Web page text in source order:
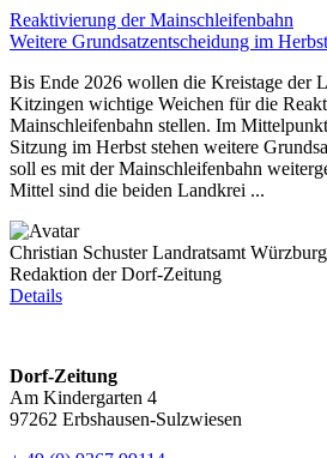
Reaktivierung der Mainschleifenbahn
Weitere Grundsatzentscheidung im
Bis Ende 2026 wollen die Kreistage der
Kitzingen wichtige Weichen für die
Mainschleifenbahn stellen. Im
Sitzung im Herbst stehen weitere
soll es mit der Mainschleifenbahn
Mittel sind die beiden Landkrei ...
Christian Schuster Landratsamt
Redaktion der Dorf-Zeitung
Details
Dorf-Zeitung
Am Kindergarten 4
97262 Erbshausen-Sulzwiesen